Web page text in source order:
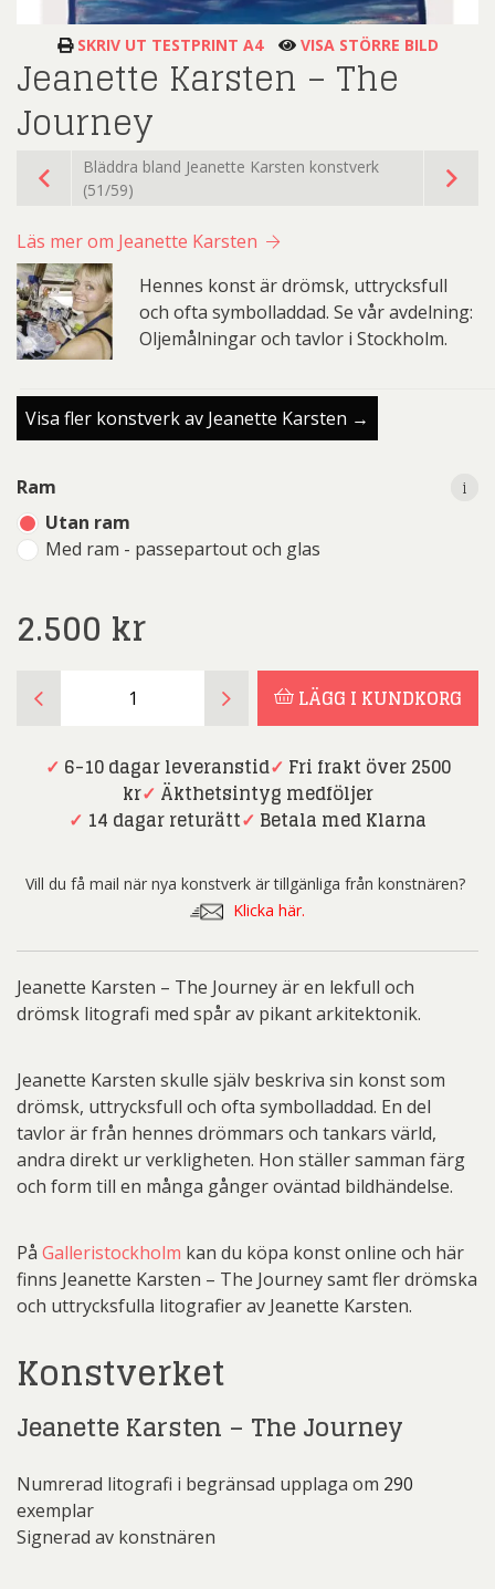
SKRIV UT TESTPRINT A4 VISA STÖRRE BILD
Jeanette Karsten – The
Journey
Bläddra bland Jeanette Karsten konstverk
(51/59)
Läs mer om Jeanette Karsten
Hennes konst är drömsk, uttrycksfull
och ofta symbolladdad. Se vår avdelning:
Oljemålningar och tavlor i Stockholm.
Visa fler konstverk av Jeanette Karsten →
Ram
Utan ram
Med ram - passepartout och glas
i
2.500 kr
i
Karsten
The
mängd
LÄGG I KUNDKORG
✓ 6-10 dagar leveranstid✓ Fri frakt över 2500
kr✓ Äkthetsintyg medföljer
✓ 14 dagar returätt✓ Betala med Klarna
Vill du få mail när nya konstverk är tillgänliga från konstnären?
Klicka här.
Jeanette Karsten – The Journey är en lekfull och
drömsk litografi med spår av pikant arkitektonik.
Jeanette Karsten skulle själv beskriva sin konst som
drömsk, uttrycksfull och ofta symbolladdad. En del
tavlor är från hennes drömmars och tankars värld,
andra direkt ur verkligheten. Hon ställer samman färg
och form till en många gånger oväntad bildhändelse.
På Galleristockholm kan du köpa konst online och här
finns Jeanette Karsten – The Journey samt fler drömska
och uttrycksfulla litografier av Jeanette Karsten.
Konstverket
Jeanette Karsten – The Journey
Numrerad litografi i begränsad upplaga om 290
exemplar
Signerad av konstnären